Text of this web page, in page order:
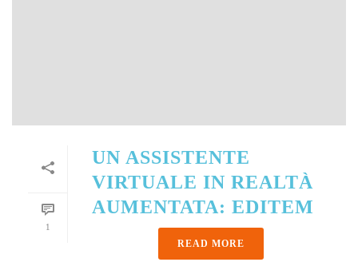
1
UN ASSISTENTE
VIRTUALE IN REALTÀ
AUMENTATA: EDITEM
READ MORE